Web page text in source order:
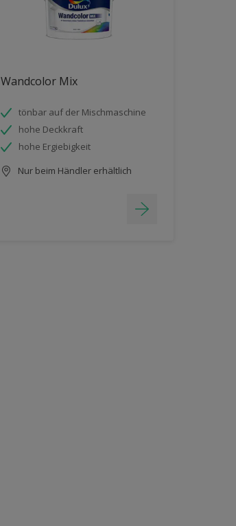
Wandcolor Mix
tönbar auf der Mischmaschine
hohe Deckkraft
hohe Ergiebigkeit
Nur beim Händler erhältlich